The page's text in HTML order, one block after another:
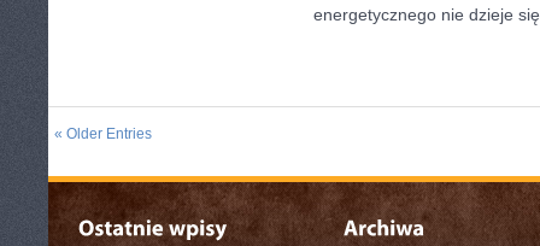
energetycznego nie dzieje się
« Older Entries